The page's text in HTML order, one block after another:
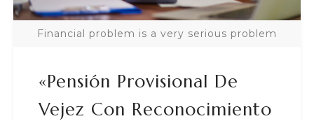
Financial problem is a very serious problem
«Pensión Provisional De
Vejez Con Reconocimiento